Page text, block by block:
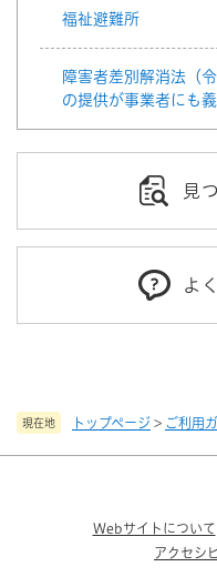
現在地 トップページ > ご利用
福祉避難所
障害者差別解消法（
の提供が事業者にも
見
よ
Webサイトについて
アクセシ